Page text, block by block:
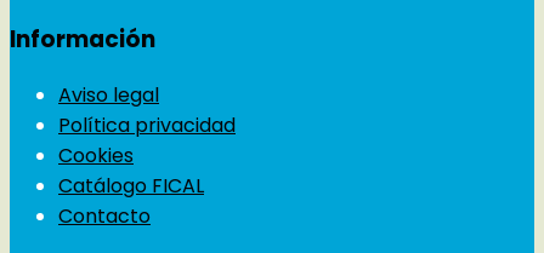
Información
Aviso legal
Política privacidad
Cookies
Catálogo FICAL
Contacto